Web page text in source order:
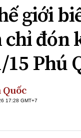
luật
Góc nhìn luật gia
Hồ sơ điều tra
An ninh - Hình sự
giới
đón
15 Phú
17:28 GMT+7